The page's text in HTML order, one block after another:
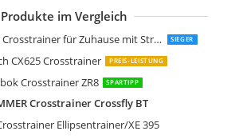
Produkte im Vergleich
Sportstech CX2 Crosstrainer für Zuhause mit Stromgenerator SIEGER
CX625 Crosstrainer PREIS-LEISTUNG
Crosstrainer ZR8 SPARTIPP
Crosstrainer Crossfly BT
Ellipsentrainer/XE 395
Crosstrainer Maxxus CX 6.1
Crosstrainer MAXXUS CX 5.1
Spirit Fitness Crosstrainer XE 295
Crosstrainer Klappbar Maxxus CX 4.3f
Sportstech CX700
Bowflex Unisex-Adult Max Trainer M3
Nautilus Ellipsentrainer E626
Sportstech Ellipsen Crosstrainer
skandika Crosstrainer CardioCross
Capital Sports Helix Star UP Orbital
Hop-Sport HS-250CF Jucon
HAMMER Speed-Motion BT 4107
Capital Sports Helix Star DR Cross
Maxxus Crosstrainer CX
Christopeit Sport Crosstrainer-
HAMMER Crosstrainer Crosstech XTR
Reebok GX50 Crosstrainer
AsVIVA Ellipsentrainer
Hop-Sport HS-060C Ellipsentrainer
HAMMER Cross Stepper
HIROLLOP Crosstrainer
skandika Crosstrainer Eleganse Adrett
Zipro Crosstrainer iConsole Dunk
HAMMER Crosstrainer CT3
SportPlus Crosstrainer
HIROLLOP Crosstrainer
Bluefin Curv 3.0 Crosstrainer
SportPlus Crosstrainer
HAMMER Premium Crosstrainer
Capital Sports Helix Pro Cross-Trainer
HAMMER Finnlo Crosstrainer
Miweba Sports Crosstrainer MC400
Miweba Sports Profi Crosstrainer
ISE Crosstrainer
Dripex Elliptical Crosstrainer
Zipro Heat iConsole+ Crosstrainer
Klarfit Epsylon Cross AS AS